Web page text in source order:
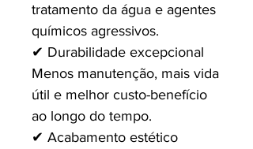
tratamento da água e agentes
químicos agressivos.
✔ Durabilidade excepcional
Menos manutenção, mais vida
útil e melhor custo-benefício
ao longo do tempo.
✔ Acabamento estético